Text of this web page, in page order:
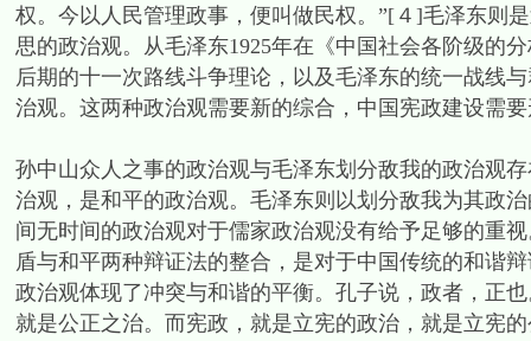
权。今以人民管理政事，便叫做民权。”[４]毛泽东则
思的政治观。从毛泽东1925年在《中国社会各阶级的
后期的十一次路线斗争理论，以及毛泽东的统一战线
治观。这两种政治观需要新的综合，中国宪政建设需
孙中山众人之事的政治观与毛泽东划分敌我的政治观
治观，是和平的政治观。毛泽东则以划分敌我为其政
间无时间的政治观对于儒家政治观没有给予足够的重
盾与和平两种辩证法的整合，是对于中国传统的和谐
政治观体现了冲突与和谐的平衡。孔子说，政者，正
就是公正之治。而宪政，就是立宪的政治，就是立宪